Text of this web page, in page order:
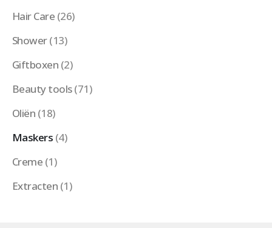
Hair Care (26)
Shower(13)
Giftboxen (2)
Beauty tools(71)
Oliën (18)
Maskers (4)
Creme (1)
Extracten (1)